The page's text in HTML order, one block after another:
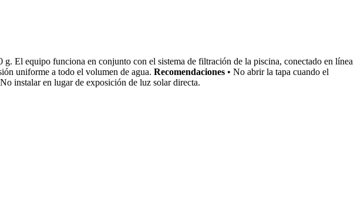
El equipo funciona en conjunto con el sistema de filtración de la piscina, conectado en línea
uniforme a todo el volumen de agua. Recomendaciones • No abrir la tapa cuando el
instalar en lugar de exposición de luz solar directa.